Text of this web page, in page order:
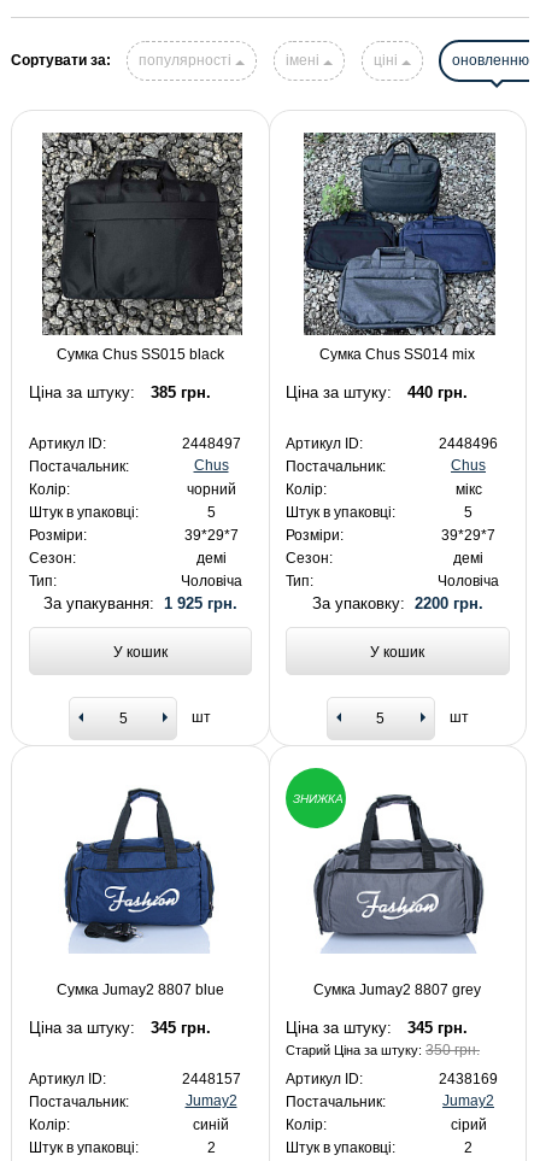
Сортувати за: популярності імені ціні оновленню
Сумка Chus SS015 black
Ціна за штуку: 385 грн.
Артикул ID:
2448497
Постачальник:
Chus
Колір:
чорний
Штук в упаковці:
5
Розміри:
39*29*7
Сезон:
демі
Тип:
Чоловіча
За упакування: 1 925 грн.
У кошик
шт
Сумка Chus SS014 mix
Ціна за штуку: 440 грн.
Артикул ID:
2448496
Постачальник:
Chus
Колір:
мікс
Штук в упаковці:
5
Розміри:
39*29*7
Сезон:
демі
Тип:
Чоловіча
За упаковку: 2200 грн.
У кошик
шт
Сумка Jumay2 8807 blue
Ціна за штуку: 345 грн.
Артикул ID:
2448157
Постачальник:
Jumay2
Колір:
синій
Штук в упаковці:
2
ЗНИЖКА
Сумка Jumay2 8807 grey
Ціна за штуку: 345 грн.
Старий Ціна за штуку:350 грн.
Артикул ID:
2438169
Постачальник:
Jumay2
Колір:
сірий
Штук в упаковці:
2